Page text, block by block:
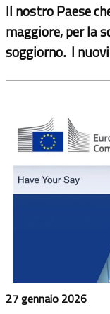
Il nostro Paese
maggiore, per la
soggiorno. I
27 gennaio 2026